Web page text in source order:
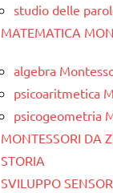
studio delle
MATEMATICA
algebra
psicoaritmetica
psicogeometria
MONTESSORI DA
STORIA
SVILUPPO